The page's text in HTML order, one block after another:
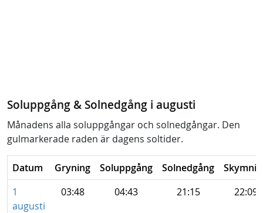
Soluppgång & Solnedgång i augusti
Månadens alla soluppgångar och solnedgångar. Den
gulmarkerade raden är dagens soltider.
Datum Gryning Soluppgång Solnedgång
1
augusti
03:48 04:43 21:15 22:09